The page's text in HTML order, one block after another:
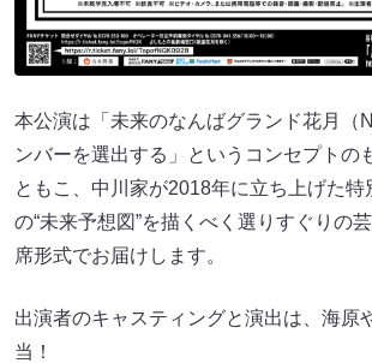
本公演は「未来のなんばグランド花月（
ンバーを選出する」というコンセプトの
ともこ、中川家が2018年に立ち上げた特
の“未来予想図”を描くべく選りすぐりの
席形式でお届けします。
出演者のキャスティングと演出は、海原
当！